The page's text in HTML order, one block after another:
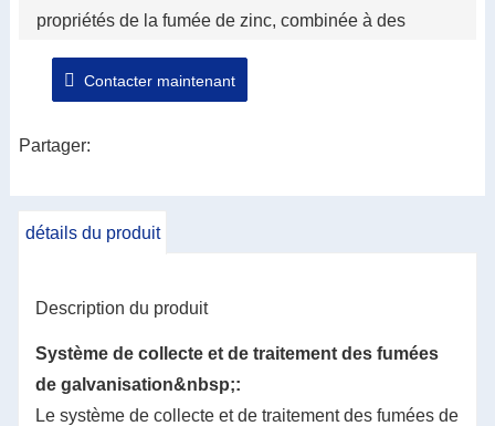
propriétés de la fumée de zinc, combinée à des
actuelle de la galvanisation à chaud&nbsp;; Grâce à
fonctionnement de l'équipement est plus fiable, stable
zinc, d'un système de dépoussiérage par impulsion
automatique.
Contacter maintenant
Partager:
détails du produit
Description du produit
Système de collecte et de traitement des fumées
de galvanisation&nbsp;:
Le système de collecte et de traitement des fumées de